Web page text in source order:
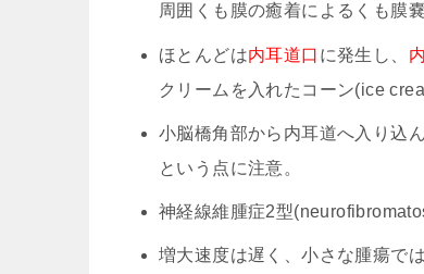
周囲くも膜の癒着によるくも膜
ほとんどは内耳道口 に発生し、
クリームを入れたコーン(ice
小脳橋角部から内耳道へ入り込
という点に注意。
神経線維腫症2型
増大速度は遅く、小さな腫瘍で